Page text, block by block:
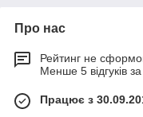
Про нас
Рейтинг не
Менше 5 відгуків за
Працює з